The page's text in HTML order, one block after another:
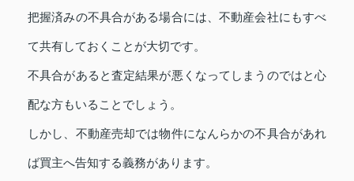
把握済みの不具合がある場合には、不動産会社にもすべ
て共有しておくことが大切です。
不具合があると査定結果が悪くなってしまうのではと心
配な方もいることでしょう。
しかし、不動産売却では物件になんらかの不具合があれ
ば買主へ告知する義務があります。